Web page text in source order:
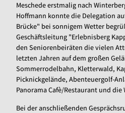
Meschede erstmalig nach
Hoffmann konnte die Delegation
Brücke" bei sonnigem Wetter
Geschäftsleitung "Erlebnisberg
den Seniorenbeiräten die vielen
letzten Jahren auf dem großen
Sommerrodelbahn, Kletterwald,
Picknickgelände, Abenteuergolf-
Panorama Cafè/Restaurant und
Bei der anschließenden